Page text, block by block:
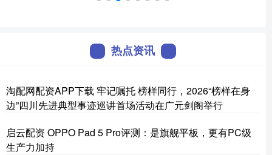
热点资讯
淘配网配资APP下载 牢记嘱托 榜样同行，2026“榜样在身
边”四川先进典型事迹巡讲首场活动在广元剑阁举行
启云配资 OPPO Pad 5 Pro评测：是旗舰平板，更有PC级
生产力加持